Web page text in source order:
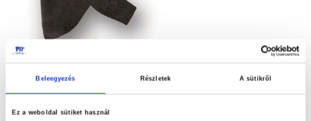
Beleegyezés Részletek A sütikről
Ez a weboldal sütiket használ
a
képgaléria
MESTER MANDZSETTA LIGHT
16.000,00 Ft